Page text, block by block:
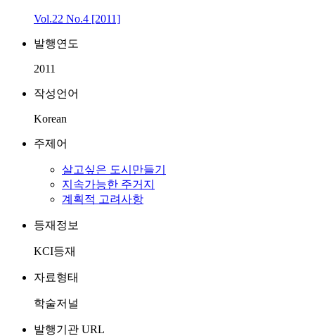
Vol.22 No.4 [2011]
발행연도
2011
작성언어
Korean
주제어
살고싶은 도시만들기
지속가능한 주거지
계획적 고려사항
등재정보
KCI등재
자료형태
학술저널
발행기관 URL